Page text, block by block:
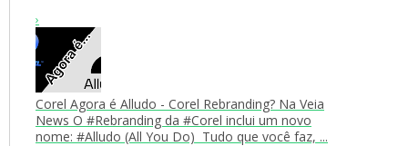
›
Corel Agora é Alludo - Corel Rebranding? Na Veia
News O #Rebranding da #Corel inclui um novo
nome: #Alludo (All You Do) Tudo que você faz, ...